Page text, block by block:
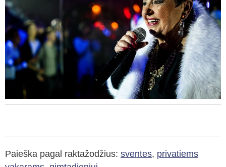
©
Paieška pagal raktažodžius: sventes, privatiems